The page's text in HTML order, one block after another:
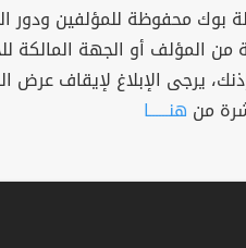
بوك محفوظة للمؤلفين ودور
المؤلف أو الجهة المالكة
يرجى الإبلاغ لإيقاف عرض
من هنــــــا